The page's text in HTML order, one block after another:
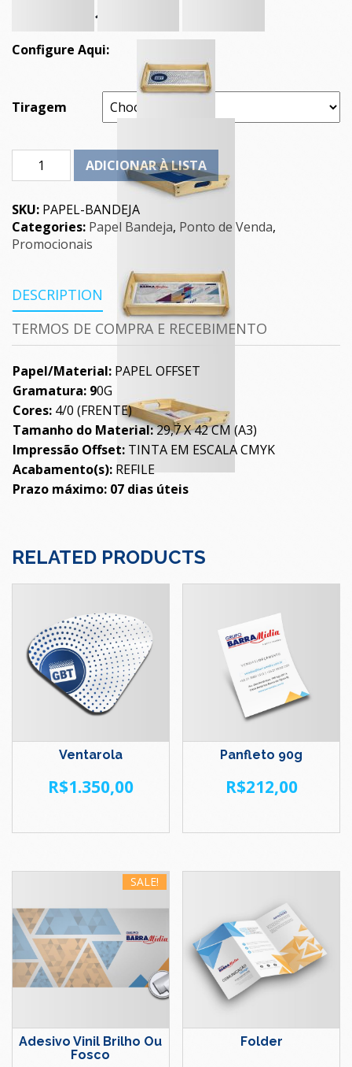
190,00
Configure Aqui:
Tiragem
Quantity ADICIONAR À LISTA
SKU: PAPEL-BANDEJA
Categories: Papel Bandeja, Ponto de Venda,
Promocionais
DESCRIPTION
TERMOS DE COMPRA E RECEBIMENTO
Papel/Material: PAPEL OFFSET
Gramatura: 90G
Cores: 4/0 (FRENTE)
Tamanho do Material:29,7 X 42 CM (A3)
Impressão Offset: TINTA EM ESCALA CMYK
Acabamento(s): REFILE
Prazo máximo: 07 dias úteis
RELATED PRODUCTS
Ventarola
R$1.350,00
Panfleto 90g
R$212,00
SALE!
Adesivo Vinil Brilho Ou
Fosco
Folder